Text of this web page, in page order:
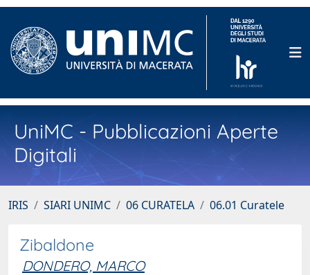
UniMC - Pubblicazioni Aperte
Digitali
IRIS SIARI UNIMC 06 CURATELA 06.01 Curatele
Zibaldone
DONDERO, MARCO